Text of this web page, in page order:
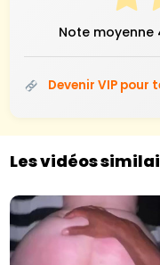
Note moyenne
Devenir VIP pour
Les vidéos